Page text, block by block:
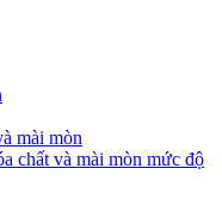
mài mòn
chất và mài mòn mức độ